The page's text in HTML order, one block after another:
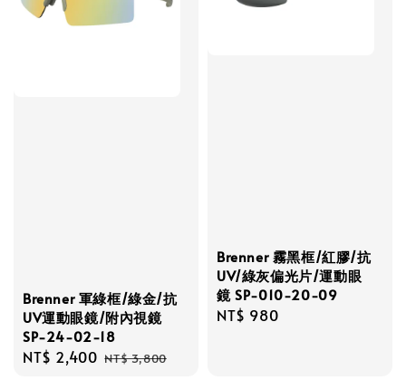
Brenner 軍綠框/綠金/抗
UV運動眼鏡/附內視鏡
SP-24-02-18
Sale
NT$ 2,400 Regular
NT$ 3,800
Brenner 霧黑框/紅膠/抗
UV/綠灰偏光片/運動眼
鏡 SP-010-20-09
Regular
NT$ 980